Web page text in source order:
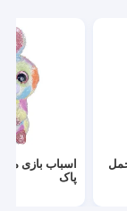
اسباب بازی
پاک